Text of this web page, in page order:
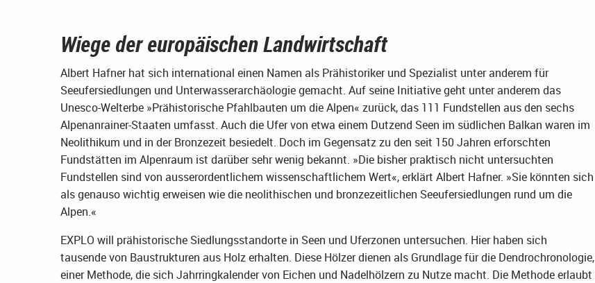
Wiege der europäischen Landwirtschaft
Albert Hafner hat sich international einen Namen als Prähistoriker und Spezialist unter anderem für
Seeufersiedlungen und Unterwasserarchäologie gemacht. Auf seine Initiative geht unter anderem das
Unesco-Welterbe »Prähistorische Pfahlbauten um die Alpen« zurück, das 111 Fundstellen aus den sechs
Alpenanrainer-Staaten umfasst. Auch die Ufer von etwa einem Dutzend Seen im südlichen Balkan waren im
Neolithikum und in der Bronzezeit besiedelt. Doch im Gegensatz zu den seit 150 Jahren erforschten
Fundstätten im Alpenraum ist darüber sehr wenig bekannt. »Die bisher praktisch nicht untersuchten
Fundstellen sind von ausserordentlichem wissenschaftlichem Wert«, erklärt Albert Hafner. »Sie könnten sich
als genauso wichtig erweisen wie die neolithischen und bronzezeitlichen Seeufersiedlungen rund um die
Alpen.«
EXPLO will prähistorische Siedlungsstandorte in Seen und Uferzonen untersuchen. Hier haben sich
tausende von Baustrukturen aus Holz erhalten. Diese Hölzer dienen als Grundlage für die Dendrochronologie,
einer Methode, die sich Jahrringkalender von Eichen und Nadelhölzern zu Nutze macht. Die Methode erlaubt